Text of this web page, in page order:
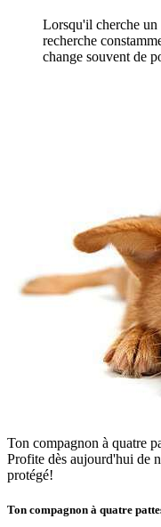
Lorsqu'il cherche
recherche
change souvent de
Ton compagnon à quatre
Profite dès aujourd'hui de
protégé!
Ton compagnon à quatre